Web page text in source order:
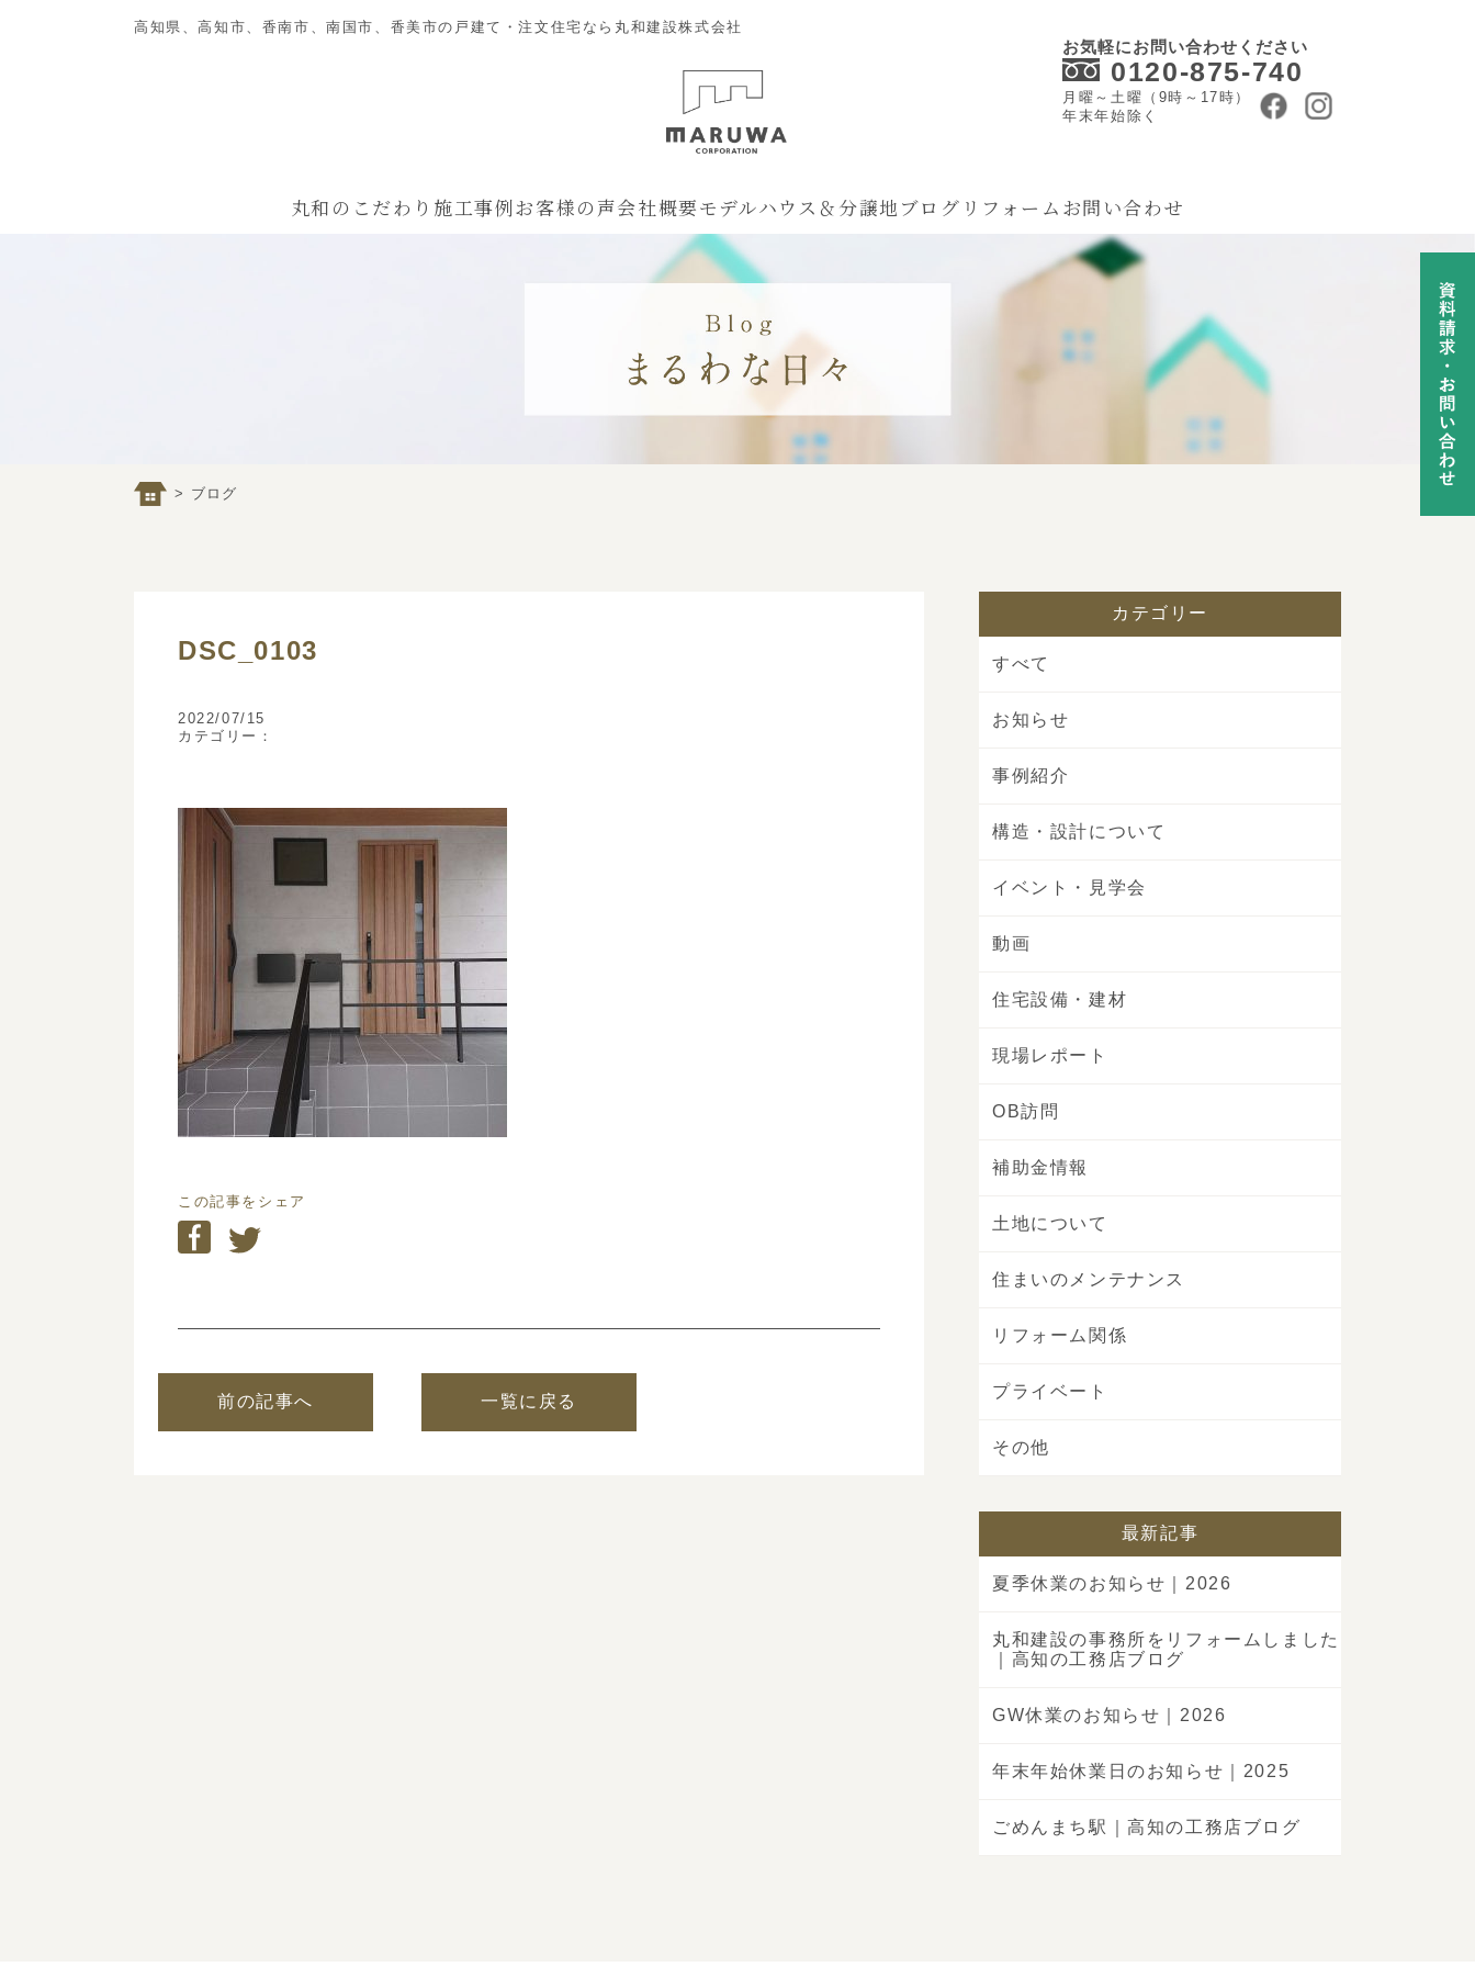
高知県、高知市、香南市、南国市、香美市の戸建て・注文住宅なら丸和建設株式会社
お気軽にお問い合わせください
0120-875-740
月曜～土曜（9時～17時）
年末年始除く
丸和のこだわり 施工事例お客様の声会社概要モデルハウス＆分譲地 ブログ リフォーム お問い合わせ
> ブログ
DSC_0103
2022/07/15
カテゴリー：
この記事をシェア
前の記事へ 一覧に戻る
カテゴリー
すべて
お知らせ
事例紹介
構造・設計について
イベント・見学会
動画
住宅設備・建材
現場レポート
OB訪問
補助金情報
土地について
住まいのメンテナンス
リフォーム関係
プライベート
その他
最新記事
夏季休業のお知らせ｜2026
丸和建設の事務所をリフォームしました
｜高知の工務店ブログ
GW休業のお知らせ｜2026
年末年始休業日のお知らせ｜2025
ごめんまち駅｜高知の工務店ブログ